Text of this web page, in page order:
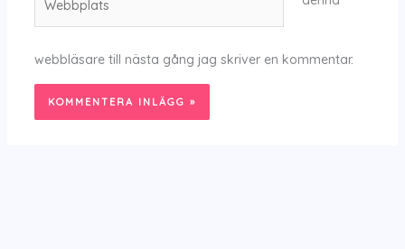
webbläsare till nästa gång jag skriver en kommentar.